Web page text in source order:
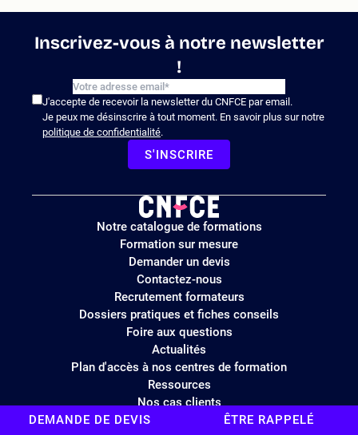
Inscrivez-vous à notre newsletter
!
J'accepte de recevoir la newsletter du CNFCE par email.
Je peux me désinscrire à tout moment. En savoir plus sur notre
politique de confidentialité.
S'INSCRIRE
Logo
site
Notre catalogue de formations
Formation sur mesure
Demander un devis
Contactez-nous
Recrutement formateurs
Dossiers pratiques et fiches conseils
Foire aux questions
Actualités
Plan d'accès à nos centres de formation
Ressources
Nos cas clients
Nos formateurs experts – CVthèque
DEMANDE DE DEVIS ÊTRE RAPPELÉ